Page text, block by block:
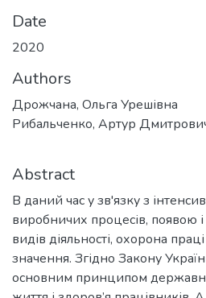
Date
2020
Authors
Дрожчана, Ольга Урешівна
Рибальченко, Артур
Abstract
В даний час у зв'язку з
виробничих процесів, появою
видів діяльності, охорона
значення. Згідно Закону
основним принципом